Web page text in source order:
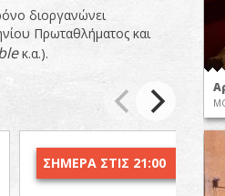
διοργανώνει
Πρωταθλήματος και
κ.α.).
ΣΗΜΕΡΑ ΣΤΙΣ 21:00